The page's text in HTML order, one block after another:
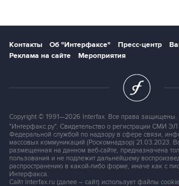
Контакты Об "Интерфаксе" Пресс-центр
Реклама на сайте
Мероприятия
Copyright © 1991—2026 Interfax. Все права защищены.
"Интерфакс.ру". Свидетельство о регистрации СМИ
Федеральной службой по надзору в сфере связи,
массовых коммуникаций (Роскомнадзор) 21.03.2023.
размещенная на данном веб-сайте, предназначена
пользования и не подлежит дальнейшему
распространению в какой-либо форме, иначе как с
Интерфакса.
Сайт Interfax.ru (далее – сайт) использует файлы